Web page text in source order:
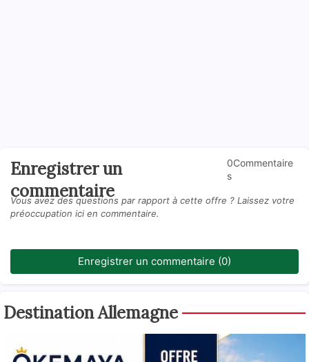
Enregistrer un
commentaire
0Commentaire
s
Vous avez des questions par rapport à cette offre ? Laissez votre
préoccupation ici en commentaire.
Enregistrer un commentaire (0)
Destination Allemagne